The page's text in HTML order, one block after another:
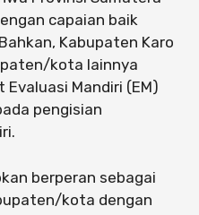
capaian baik
Kabupaten Karo
kota lainnya
Mandiri (EM)
pengisian
berperan sebagai
kota dengan